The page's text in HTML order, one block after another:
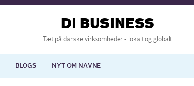
DI BUSINESS
Tæt på danske virksomheder - lokalt og globalt
BLOGS NYT OM NAVNE